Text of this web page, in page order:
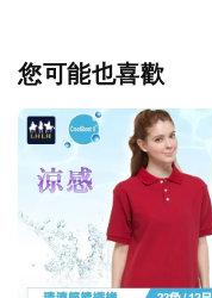
您可能也喜歡